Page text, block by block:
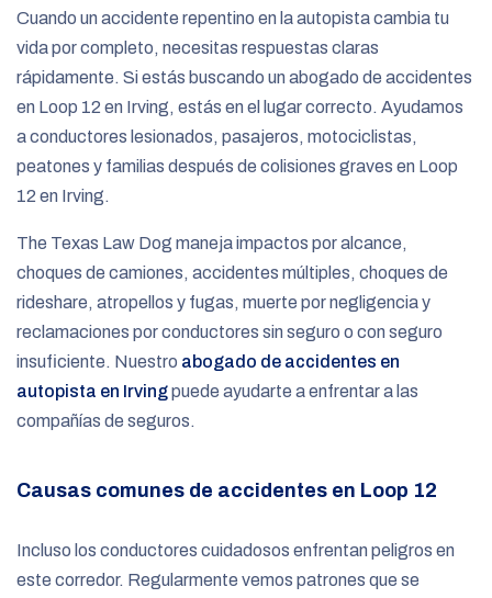
Cuando un accidente repentino en la autopista cambia tu
vida por completo, necesitas respuestas claras
rápidamente. Si estás buscando un abogado de accidentes
en Loop 12 en Irving, estás en el lugar correcto. Ayudamos
a conductores lesionados, pasajeros, motociclistas,
peatones y familias después de colisiones graves en Loop
12 en Irving.
The Texas Law Dog maneja impactos por alcance,
choques de camiones, accidentes múltiples, choques de
rideshare, atropellos y fugas, muerte por negligencia y
reclamaciones por conductores sin seguro o con seguro
insuficiente. Nuestro abogado de accidentes en
autopista en Irvingpuede ayudarte a enfrentar a las
compañías de seguros.
Causas comunes de accidentes en Loop 12
Incluso los conductores cuidadosos enfrentan peligros en
este corredor. Regularmente vemos patrones que se